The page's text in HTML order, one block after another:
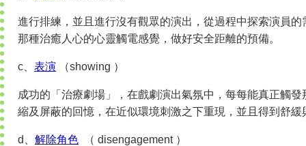
進行排練，並且進行沒有觀眾的演出，從過程中探索演員
那種治癒人心的心靈觸電感覺，做好安全距離的預備。
c、 表演 （showing ）
成功的「治療劇場」，在戲劇演出氣氛中，每每能真正觸
縮及屏蔽的回憶，在近似環境刺激之下重現，並且得到舒緩
d、 解除角色 （ disengagement ）